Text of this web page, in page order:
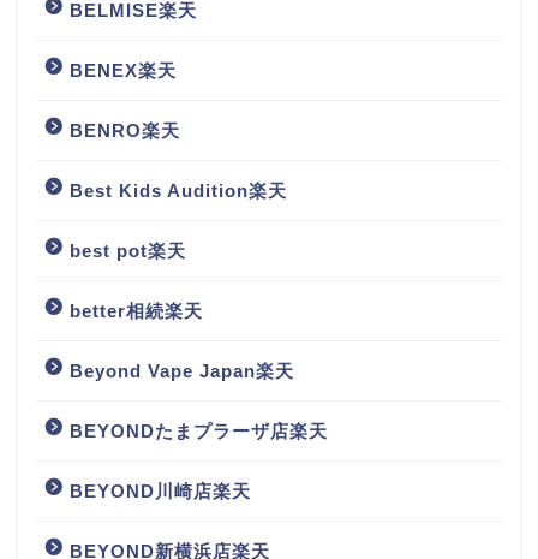
BELMISE楽天
BENEX楽天
BENRO楽天
Best Kids Audition楽天
best pot楽天
better相続楽天
Beyond Vape Japan楽天
BEYONDたまプラーザ店楽天
BEYOND川崎店楽天
BEYOND新横浜店楽天